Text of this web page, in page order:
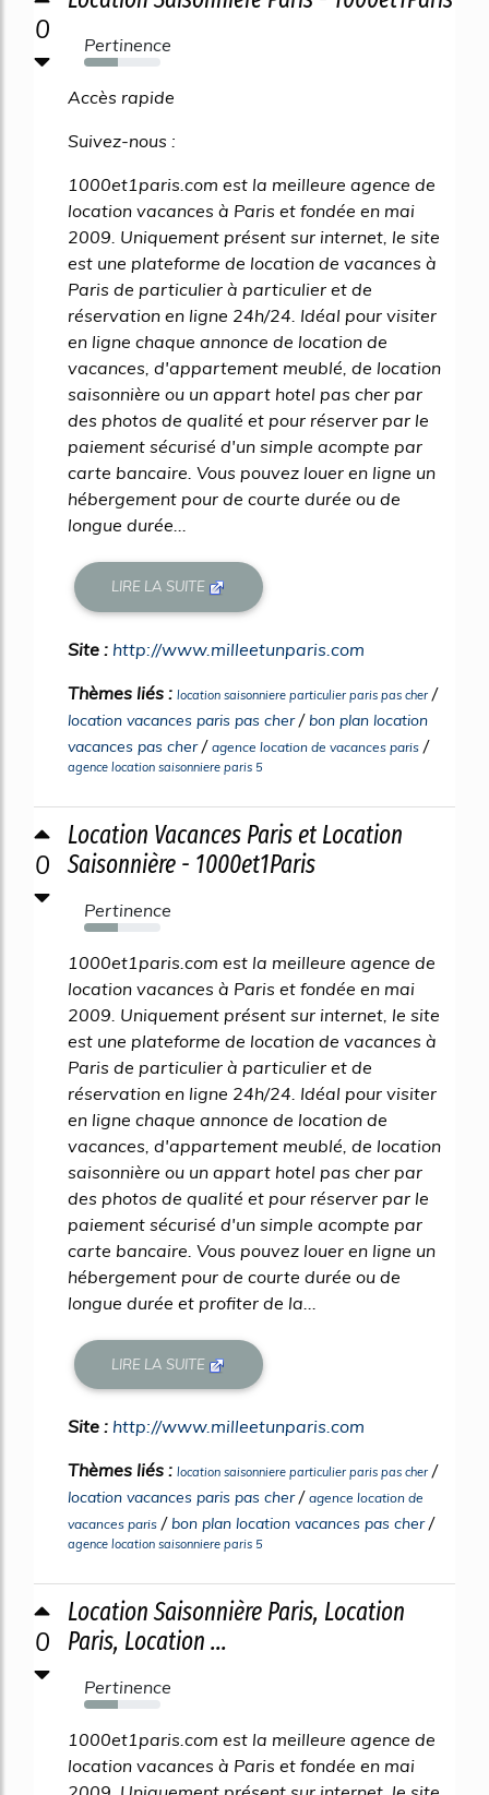
0 Pertinence
44%
Accès rapide
Suivez-nous :
1000et1paris.com est la meilleure agence de
location vacances à Paris et fondée en mai
2009. Uniquement présent sur internet, le site
est une plateforme de location de vacances à
Paris de particulier à particulier et de
réservation en ligne 24h/24. Idéal pour visiter
en ligne chaque annonce de location de
vacances, d'appartement meublé, de location
saisonnière ou un appart hotel pas cher par
des photos de qualité et pour réserver par le
paiement sécurisé d'un simple acompte par
carte bancaire. Vous pouvez louer en ligne un
hébergement pour de courte durée ou de
longue durée...
LIRE LA SUITE
Site : http://www.milleetunparis.com
Thèmes liés : location saisonniere particulier paris pas cher /
location vacances paris pas cher/ bon plan location
vacances pas cher/ agence location de vacances paris /
agence location saisonniere paris 5
0
Location Vacances Paris et Location
Saisonnière - 1000et1Paris
Pertinence
44%
1000et1paris.com est la meilleure agence de
location vacances à Paris et fondée en mai
2009. Uniquement présent sur internet, le site
est une plateforme de location de vacances à
Paris de particulier à particulier et de
réservation en ligne 24h/24. Idéal pour visiter
en ligne chaque annonce de location de
vacances, d'appartement meublé, de location
saisonnière ou un appart hotel pas cher par
des photos de qualité et pour réserver par le
paiement sécurisé d'un simple acompte par
carte bancaire. Vous pouvez louer en ligne un
hébergement pour de courte durée ou de
longue durée et profiter de la...
LIRE LA SUITE
Site : http://www.milleetunparis.com
Thèmes liés : location saisonniere particulier paris pas cher /
location vacances paris pas cher/ agence location de
vacances paris /bon plan location vacances pas cher/
agence location saisonniere paris 5
0
Location Saisonnière Paris, Location
Paris, Location ...
Pertinence
44%
1000et1paris.com est la meilleure agence de
location vacances à Paris et fondée en mai